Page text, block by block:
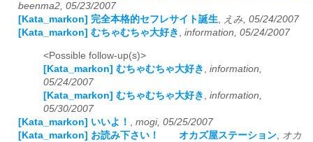
beenma2, 05/23/2007
[Kata_markon] 完全本格的セフレサイト誕生, えみ, 05/24/2007
[Kata_markon] むちゃむちゃ大好き , information, 05/24/2007
<Possible follow-up(s)>
[Kata_markon] むちゃむちゃ大好き
information,
05/24/2007
[Kata_markon] むちゃむちゃ大好き
information,
05/30/2007
[Kata_markon] いいよ！
mogi, 05/25/2007
[Kata_markon] お読み下さい！ オカズ屋ステーション
オカ